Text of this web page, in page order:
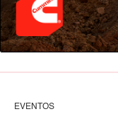
EVENTOS